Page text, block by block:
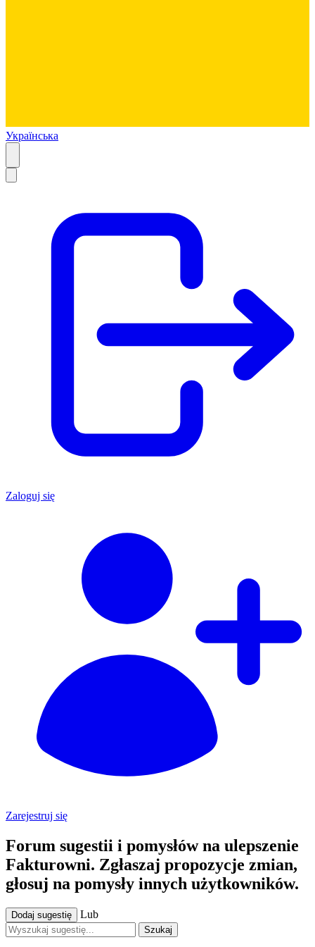
Українська
Zaloguj się
Zarejestruj się
Forum sugestii i pomysłów na ulepszenie
Fakturowni. Zgłaszaj propozycje zmian,
głosuj na pomysły innych użytkowników.
Dodaj sugestię Lub
Szukaj